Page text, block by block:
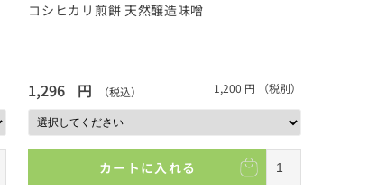
コシヒカリ煎餅 天然醸造味噌
1,296 円 （税込） 1,200 円 （税別）
カートに入れる